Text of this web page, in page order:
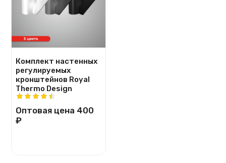
Комплект настенных
регулируемых
кронштейнов Royal
Thermo Design
Оптовая цена 400
₽